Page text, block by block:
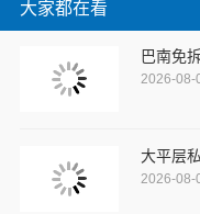
大家都在看
巴南免
2026-08-
大平层
2026-08-